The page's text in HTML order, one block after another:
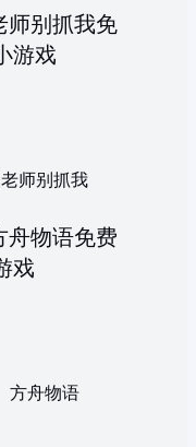
老师别抓我
方舟物语